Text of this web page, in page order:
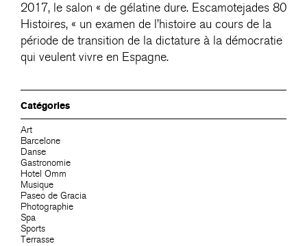
2017, le salon « de gélatine dure. Escamotejades 80
Histoires, « un examen de l’histoire au cours de la
période de transition de la dictature à la démocratie
qui veulent vivre en Espagne.
Catégories
Art
Barcelone
Danse
Gastronomie
Hotel Omm
Musique
Paseo de Gracia
Photographie
Spa
Sports
Terrasse